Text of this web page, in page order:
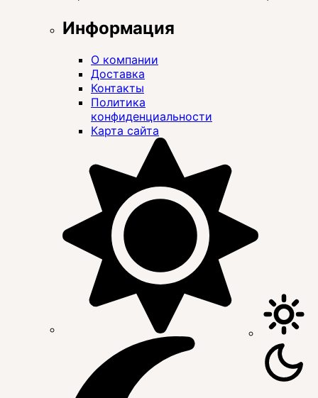
Информация
О компании
Доставка
Контакты
Политика
конфиденциальности
Карта сайта